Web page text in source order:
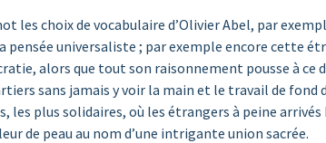
les choix de vocabulaire d’Olivier Abel, par
pensée universaliste ; par exemple encore cette
alors que tout son raisonnement pousse à
sans jamais y voir la main et le travail de
les plus solidaires, où les étrangers à peine
de peau au nom d’une intrigante union sacrée.